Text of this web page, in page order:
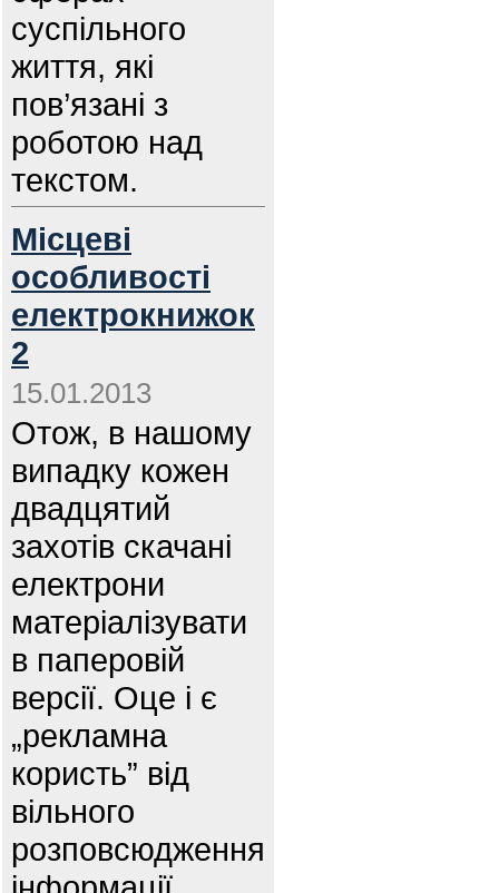
суспільного
життя, які
пов’язані з
роботою над
текстом.
Місцеві
особливості
електрокнижок
2
15.01.2013
Отож, в нашому
випадку кожен
двадцятий
захотів скачані
електрони
матеріалізувати
в паперовій
версії. Оце і є
„рекламна
користь” від
вільного
розповсюдження